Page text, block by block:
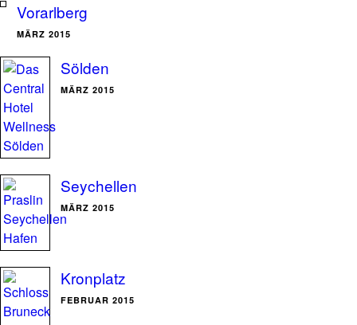
Vorarlberg
MÄRZ 2015
Sölden
MÄRZ 2015
Seychellen
MÄRZ 2015
Kronplatz
FEBRUAR 2015